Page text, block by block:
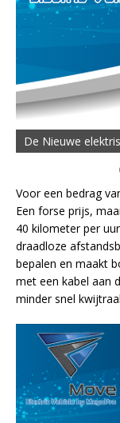
De Nieuwe
Voor een bedrag
Een forse prijs,
40 kilometer per
draadloze
bepalen en maakt
met een kabel aan
minder snel